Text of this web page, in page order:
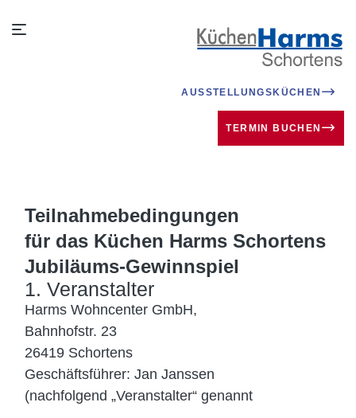
AUSSTELLUNGSKÜCHEN
TERMIN BUCHEN
Teilnahme­bedingungen
für das Küchen Harms Schortens
Jubiläums-Gewinnspiel
1. Veranstalter
Harms Wohncenter GmbH,
Bahnhofstr. 23
26419 Schortens
Geschäftsführer: Jan Janssen
(nachfolgend „Veranstalter“ genannt